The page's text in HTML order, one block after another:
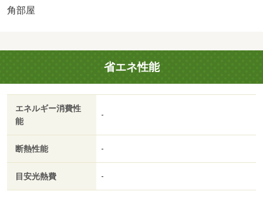
鍵交換代 16500円/害虫駆除費 22000円/賃貸戸数:10戸
角部屋
省エネ性能
エネルギー消費性
能
-
断熱性能 -
目安光熱費 -